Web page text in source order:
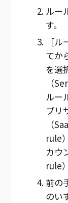
ルー
す。
ル
てか
を選
（
ルー
プリ
（
rule
カウ
rule
前の
のい